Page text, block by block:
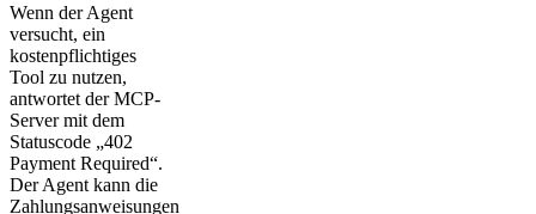
Wenn der Agent
versucht, ein
kostenpflichtiges
Tool zu nutzen,
antwortet der MCP-
Server mit dem
Statuscode „402
Payment Required“.
Der Agent kann die
Zahlungsanweisungen